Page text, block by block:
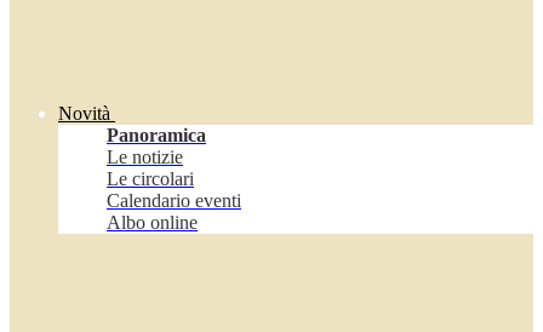
Novità
Panoramica
Le notizie
Le circolari
Calendario eventi
Albo online